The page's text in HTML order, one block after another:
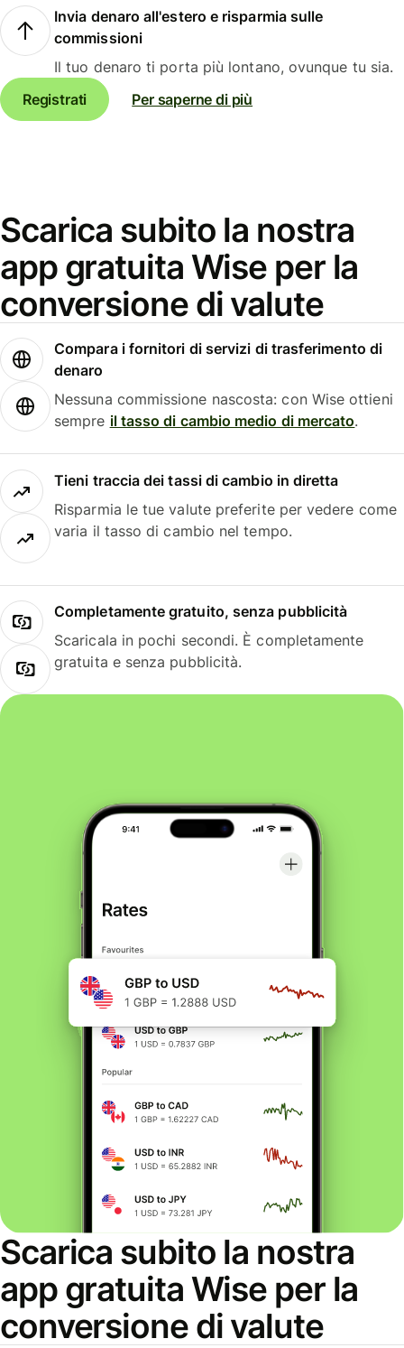
Invia denaro all'estero e risparmia sulle
commissioni
Il tuo denaro ti porta più lontano, ovunque tu sia.
Registrati
Per saperne di più
Scarica subito la nostra
app gratuita Wise per la
conversione di valute
Compara i fornitori di servizi di trasferimento di
denaro
Nessuna commissione nascosta: con Wise ottieni
sempre il tasso di cambio medio di mercato.
Tieni traccia dei tassi di cambio in diretta
Risparmia le tue valute preferite per vedere come
varia il tasso di cambio nel tempo.
Completamente gratuito, senza pubblicità
Scaricala in pochi secondi. È completamente
gratuita e senza pubblicità.
Scarica subito la nostra
app gratuita Wise per la
conversione di valute